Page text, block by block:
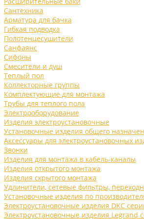
Сантехника
Арматура для бачка
Гибкая подводка
Полотенцесушители
Санфаянс
Сифоны
Смесители и душ
Теплый пол
Коллекторные группы
Комплектующие для монтажа
Трубы для теплого пола
Электрооборудование
Изделия электроустановочные
Установочные изделия общего
Аксессуары для электроустановочных
Звонки
Изделия для монтажа в кабель-каналы
Изделия открытого монтажа
Изделия скрытого монтажа
Удлинители, сетевые фильтры,
Установочные изделия по
Электроустановочные изделия DKC
Электроустановочные изделия Legrand